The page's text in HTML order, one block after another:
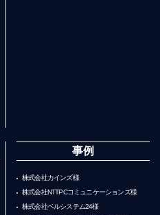
事例
株式会社カインズ様
株式会社NTTPCコミュニケーションズ様
株式会社ベルシステム24様